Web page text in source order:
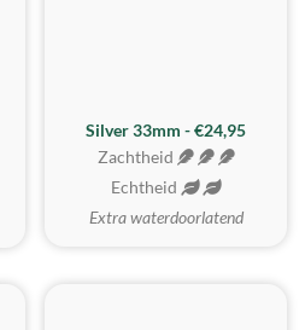
Silver 33mm - €24,95
Zachtheid
Echtheid
Extra waterdoorlatend